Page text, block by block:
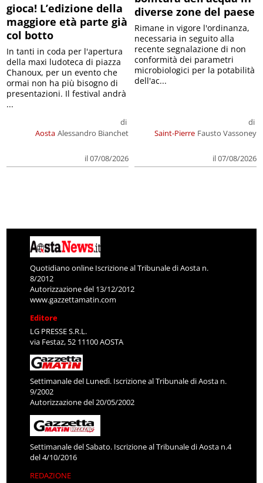
gioca! L’edizione della
maggiore età parte già
col botto
Aosta
di
Alessandro Bianchet
il 07/08/2026
In tanti in coda per l'apertura
della maxi ludoteca di piazza
Chanoux, per un evento che
ormai non ha più bisogno di
presentazioni. Il festival andrà
...
diverse zone del paese
Saint-Pierre
di
Fausto Vassoney
il 07/08/2026
Rimane in vigore l'ordinanza,
necessaria in seguito alla
recente segnalazione di non
conformità dei parametri
microbiologici per la potabilità
dell'ac...
Quotidiano online Iscrizione al Tribunale di Aosta n.
8/2012
Autorizzazione del 13/12/2012
www.gazzettamatin.com
Editore
LG PRESSE S.R.L.
via Festaz, 52 11100 AOSTA
Settimanale del Lunedì. Iscrizione al Tribunale di Aosta n.
9/2002
Autorizzazione del 20/05/2002
Settimanale del Sabato. Iscrizione al Tribunale di Aosta n.4
del 4/10/2016
REDAZIONE